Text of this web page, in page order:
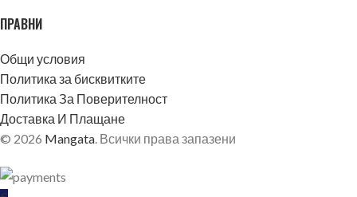
ПРАВНИ
Общи условия
Политика за бисквитките
Политика За Поверителност
Доставка И Плащане
© 2026 Mangata. Всички права запазени